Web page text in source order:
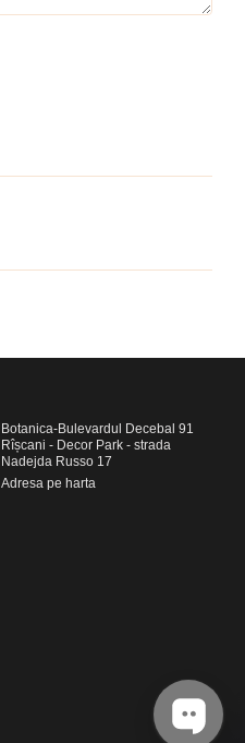
Botanica-Bulevardul Decebal 91
Rîșcani - Decor Park - strada
Nadejda Russo 17
Adresa pe harta